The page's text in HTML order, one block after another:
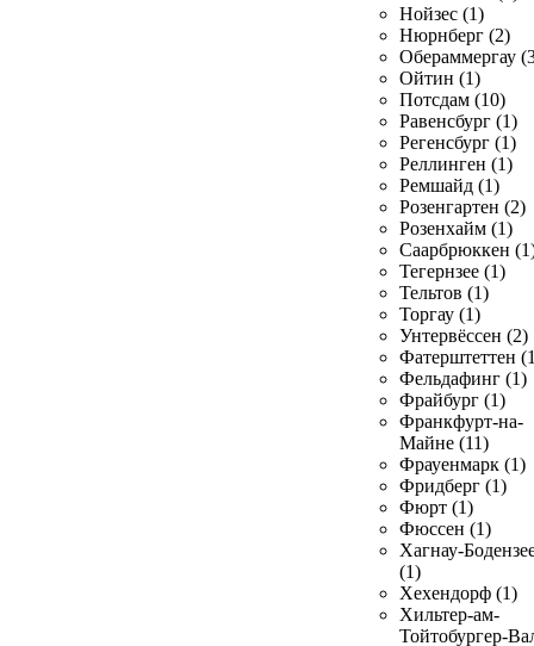
Нойзес (1)
Нюрнберг (2)
Обераммергау
Ойтин (1)
Потсдам (10)
Равенсбург (1)
Регенсбург (1)
Реллинген (1)
Ремшайд (1)
Розенгартен (2)
Розенхайм (1)
Саарбрюккен
Тегернзее (1)
Тельтов (1)
Торгау (1)
Унтервёссен (2)
Фатерштеттен
Фельдафинг (1)
Фрайбург (1)
Франкфурт-на-
Майне (11)
Фрауенмарк (1)
Фридберг (1)
Фюрт (1)
Фюссен (1)
Хагнау-
(1)
Хехендорф (1)
Хильтер-ам-
Тойтобургер-